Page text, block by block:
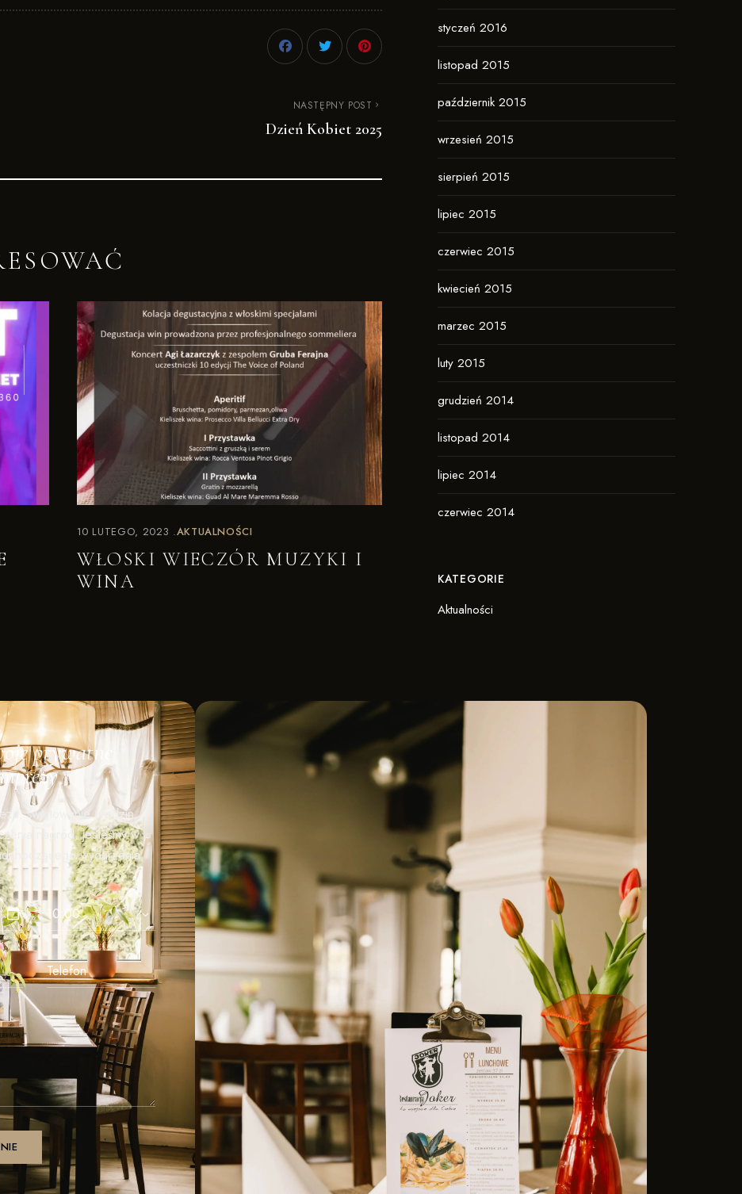
NASTĘPNY POST
Dzień Kobiet 2025
10 LUTEGO, 2023 AKTUALNOŚCI
WŁOSKI WIECZÓR MUZYKI I
WINA
styczeń 2016
listopad 2015
październik 2015
wrzesień 2015
sierpień 2015
lipiec 2015
czerwiec 2015
kwiecień 2015
marzec 2015
luty 2015
grudzień 2014
listopad 2014
lipiec 2014
czerwiec 2014
KATEGORIE
Aktualności
prywatne
świętowanie urodzin,
nagród, jesteśmy w
wydarzenia